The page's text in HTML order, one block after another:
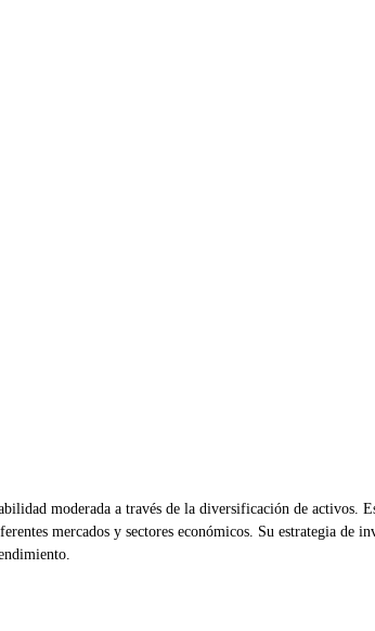
moderada a través de la diversificación de activos.
mercados y sectores económicos. Su estrategia de